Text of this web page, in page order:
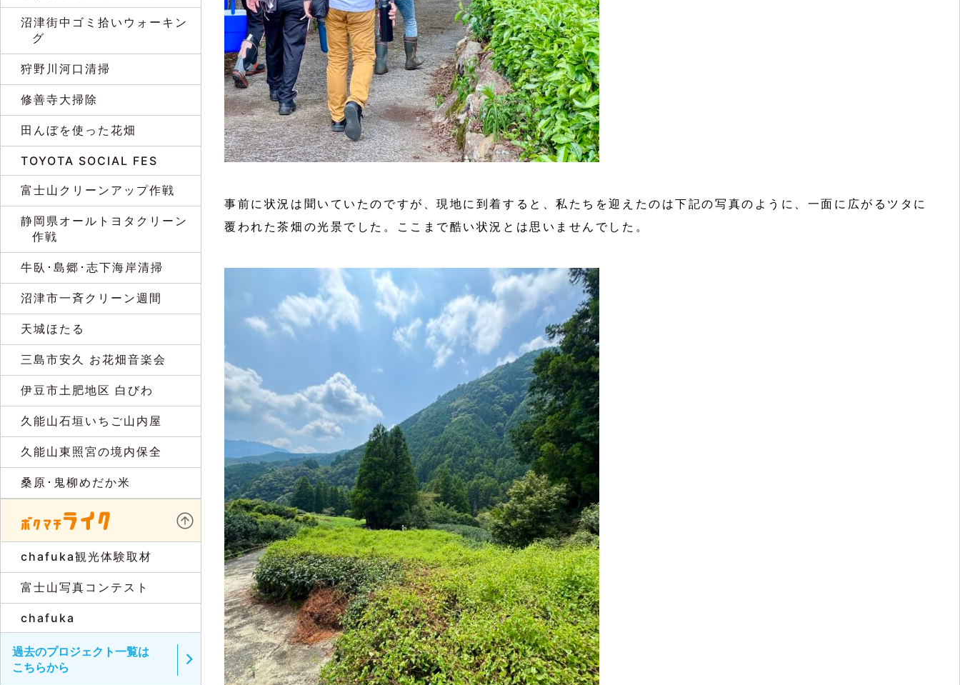
沼津街中ゴミ拾いウォーキン
グ
狩野川河口清掃
修善寺大掃除
田んぼを使った花畑
TOYOTA SOCIAL FES
富士山クリーンアップ作戦
静岡県オールトヨタクリーン
作戦
牛臥･島郷･志下海岸清掃
沼津市一斉クリーン週間
天城ほたる
三島市安久 お花畑音楽会
伊豆市土肥地区 白びわ
久能山石垣いちご山内屋
久能山東照宮の境内保全
桑原･鬼柳めだか米
chafuka観光体験取材
富士山写真コンテスト
chafuka
過去のプロジェクト一覧は
こちらから
事前に状況は聞いていたのですが、現地に到着すると、私たちを迎えたのは下記の写真のように、一面に広がるツタに
覆われた茶畑の光景でした。ここまで酷い状況とは思いませんでした。